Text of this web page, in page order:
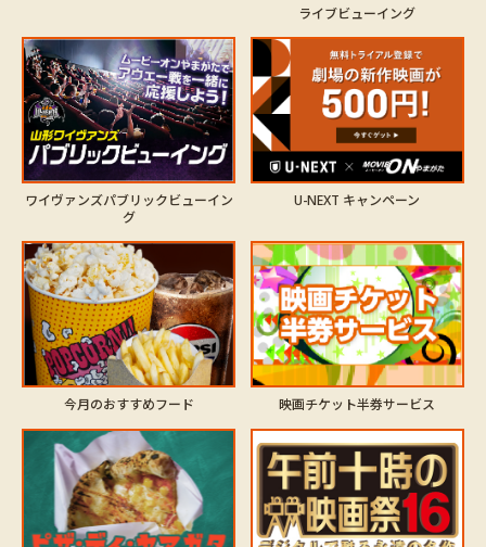
ライブビューイング
ワイヴァンズパブリックビューイン
グ
U-NEXT キャンペーン
今月のおすすめフード 映画チケット半券サービス